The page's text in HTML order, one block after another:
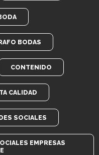
BODAS
CONTENIDO
CALIDAD
SOCIALES
EMPRESAS